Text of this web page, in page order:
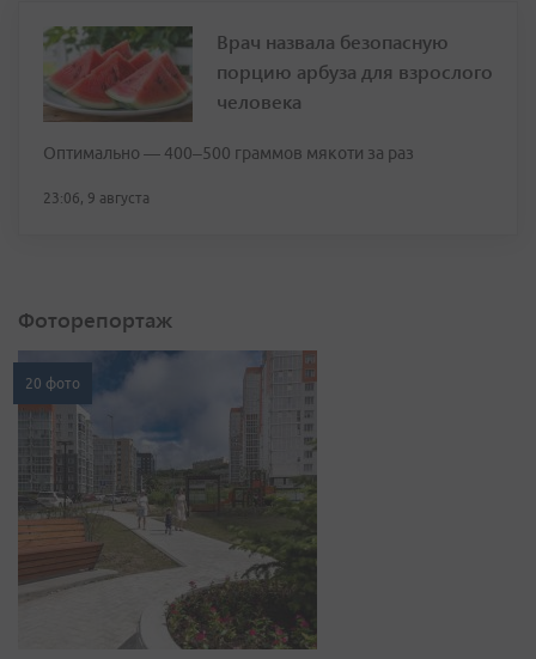
Врач назвала безопасную
порцию арбуза для взрослого
человека
Оптимально — 400–500 граммов мякоти за раз
23:06, 9 августа
Фоторепортаж
20 фото